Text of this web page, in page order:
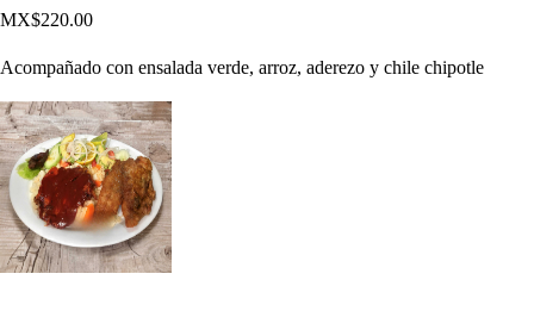
MX$220.00
Acompañado con ensalada verde, arroz, aderezo y chile chipotle